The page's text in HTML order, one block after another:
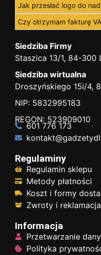
Jak przesłać logo do
Czy otrzymam fakturę
Siedziba Firmy
Staszica 13/1, 84-300
Siedziba wirtualna
Droszyńskiego 15i/4,
NIP: 5832995183
REGON: 523909010
601 776 173
Regulaminy
Regulamin sklepu
Metody płatności
Koszt i formy
Zwroty i reklamacja
Informacja
Przetwarzanie
Polityka